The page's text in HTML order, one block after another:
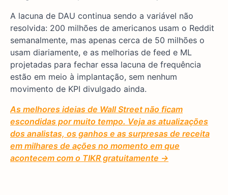
A lacuna de DAU continua sendo a variável não
resolvida: 200 milhões de americanos usam o Reddit
semanalmente, mas apenas cerca de 50 milhões o
usam diariamente, e as melhorias de feed e ML
projetadas para fechar essa lacuna de frequência
estão em meio à implantação, sem nenhum
movimento de KPI divulgado ainda.
As melhores ideias de Wall Street não ficam
escondidas por muito tempo. Veja as atualizações
dos analistas, os ganhos e as surpresas de receita
em milhares de ações no momento em que
acontecem com o TIKR gratuitamente →